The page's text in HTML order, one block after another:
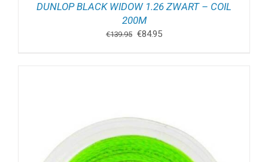
DUNLOP BLACK WIDOW 1.26 ZWART – COIL
200M
€139.95 Oorspronkelijke
€84.95Huidige